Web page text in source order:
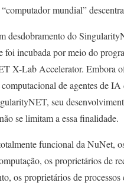
mundial”
desdobramento do
foi incubada por meio do
X-Lab Accelerator. Embora
de agentes de IA
seu
se limitam a essa finalidade.
funcional da NuNet,
os proprietários de
os proprietários de